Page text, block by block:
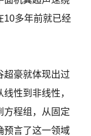
10多年前就已经
超豪就体现出过
性到非线性，
方程组，从固定
预言了这一领域